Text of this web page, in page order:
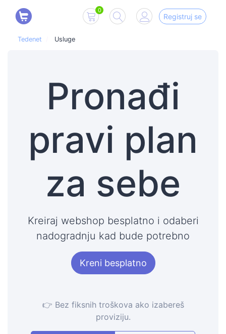
0
Registruj se
Tedenet Usluge
Pronađi
pravi plan
za sebe
Kreiraj webshop besplatno i odaberi
nadogradnju kad bude potrebno
Kreni besplatno
👉 Bez fiksnih troškova ako izabereš
proviziju.